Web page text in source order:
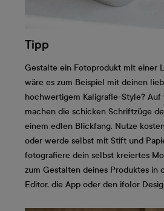
Tipp
Gestalte ein Fotoprodukt mit einer
wäre es zum Beispiel mit deinen
hochwertigem Kaligrafie-Style?
machen die schicken Schriftzüge
einem edlen Blickfang. Nutze
oder werde selbst mit Stift und
fotografiere dein selbst kreiertes
zum Gestalten deines Produktes in
Editor, die App oder den ifolor